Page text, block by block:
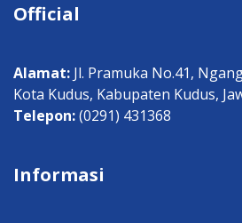
Official
Alamat: Jl. Pramuka No.41,
Kota Kudus, Kabupaten Kudus,
Telepon:(0291) 431368
Informasi